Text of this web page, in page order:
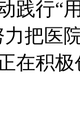
践行“
把医
在积